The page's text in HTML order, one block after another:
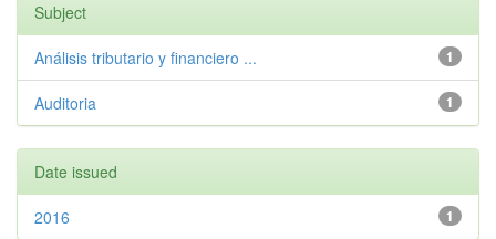
Subject
1
Análisis tributario y financiero ...
1
Auditoria
Date issued
1
2016